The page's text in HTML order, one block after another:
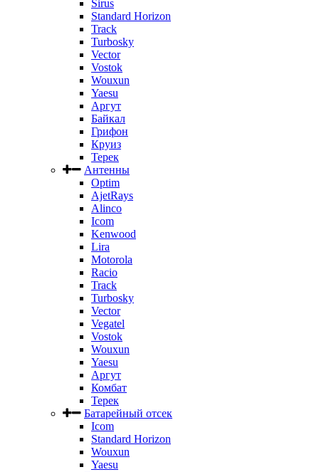
Sirus
Standard Horizon
Track
Turbosky
Vector
Vostok
Wouxun
Yaesu
Аргут
Байкал
Грифон
Круиз
Терек
Антенны
Optim
AjetRays
Alinco
Icom
Kenwood
Lira
Motorola
Racio
Track
Turbosky
Vector
Vegatel
Vostok
Wouxun
Yaesu
Аргут
Комбат
Терек
Батарейный отсек
Icom
Standard Horizon
Wouxun
Yaesu